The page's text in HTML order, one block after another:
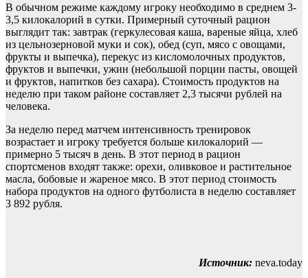
В обычном режиме каждому игроку необходимо в среднем 3-
3,5 килокалорий в сутки. Примерный суточный рацион
выглядит так: завтрак (геркулесовая каша, вареные яйца, хлеб
из цельнозерновой муки и сок), обед (суп, мясо с овощами,
фрукты и выпечка), перекус из кисломолочных продуктов,
фруктов и выпечки, ужин (небольшой порции пасты, овощей
и фруктов, напитков без сахара). Стоимость продуктов на
неделю при таком районе составляет 2,3 тысячи рублей на
человека.
За неделю перед матчем интенсивность тренировок
возрастает и игроку требуется больше килокалорий —
примерно 5 тысяч в день. В этот период в рацион
спортсменов входят также: орехи, оливковое и растительное
масла, бобовые и жареное мясо. В этот период стоимость
набора продуктов на одного футболиста в неделю составляет
3 892 рубля.
Источник: neva.today